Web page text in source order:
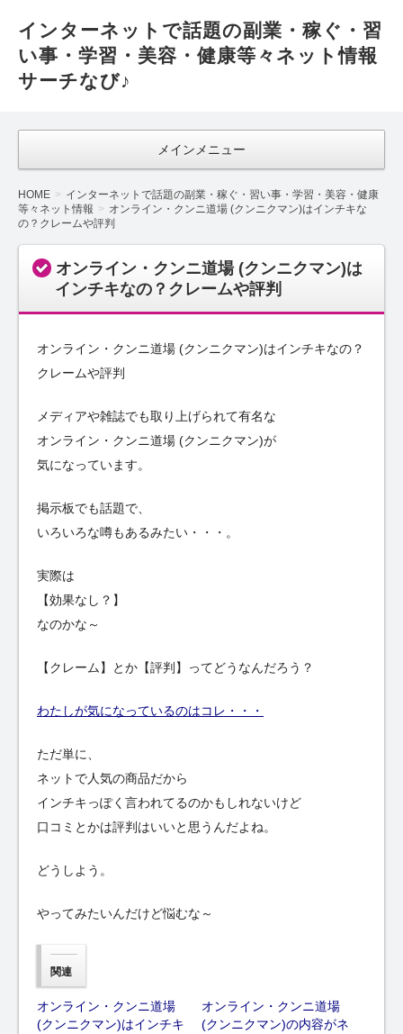
インターネットで話題の副業・稼ぐ・習
い事・学習・美容・健康等々ネット情報
サーチなび♪
メインメニュー
HOME
インターネットで話題の副業・稼ぐ・習い事・学習・美容・健康
等々ネット情報
オンライン・クンニ道場 (クンニクマン)はインチキな
の？クレームや評判
オンライン・クンニ道場 (クンニクマン)は
インチキなの？クレームや評判
オンライン・クンニ道場 (クンニクマン)はインチキなの？
クレームや評判
メディアや雑誌でも取り上げられて有名な
オンライン・クンニ道場 (クンニクマン)が
気になっています。
掲示板でも話題で、
いろいろな噂もあるみたい・・・。
実際は
【効果なし？】
なのかな～
【クレーム】とか【評判】ってどうなんだろう？
わたしが気になっているのはコレ・・・
ただ単に、
ネットで人気の商品だから
インチキっぽく言われてるのかもしれないけど
口コミとかは評判はいいと思うんだよね。
どうしよう。
やってみたいんだけど悩むな～
関連
オンライン・クンニ道場
(クンニクマン)はインチキ
オンライン・クンニ道場
(クンニクマン)の内容がネ